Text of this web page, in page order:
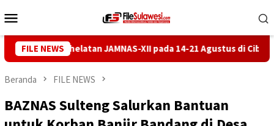
ke
Mobile
FILE NEWS
JAMNAS-XII pada 14-21 Agustus di Cibubur
Beranda FILE NEWS
BAZNAS Sulteng Salurkan Bantuan